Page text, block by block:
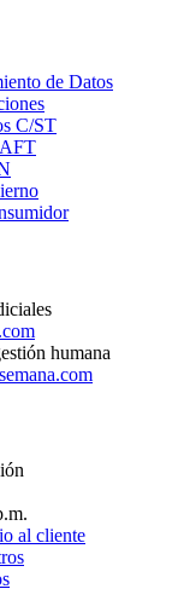
de Datos
in
C/ST
new
window
in
newin
Opens
humana
al cliente